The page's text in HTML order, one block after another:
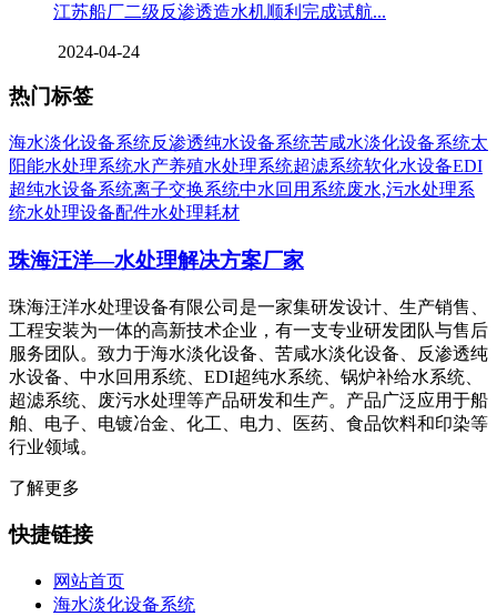
江苏船厂二级反渗透造水机顺利完成试航...
2024-04-24
热门标签
海水淡化设备系统反渗透纯水设备系统苦咸水淡化设备系统太
阳能水处理系统水产养殖水处理系统超滤系统软化水设备EDI
超纯水设备系统离子交换系统中水回用系统废水,污水处理系
统水处理设备配件水处理耗材
珠海汪洋—水处理解决方案厂家
珠海汪洋水处理设备有限公司是一家集研发设计、生产销售、
工程安装为一体的高新技术企业，有一支专业研发团队与售后
服务团队。致力于海水淡化设备、苦咸水淡化设备、反渗透纯
水设备、中水回用系统、EDI超纯水系统、锅炉补给水系统、
超滤系统、废污水处理等产品研发和生产。产品广泛应用于船
舶、电子、电镀冶金、化工、电力、医药、食品饮料和印染等
行业领域。
了解更多
快捷链接
网站首页
海水淡化设备系统